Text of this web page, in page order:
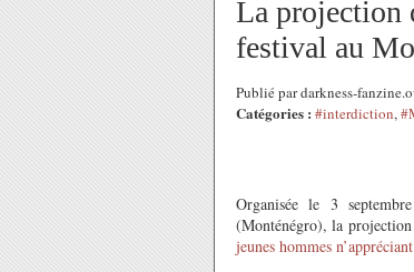
La projection
festival au
Publié par darkness-
Catégories : #interdiction,
Organisée le 3
(Monténégro), la
jeunes hommes